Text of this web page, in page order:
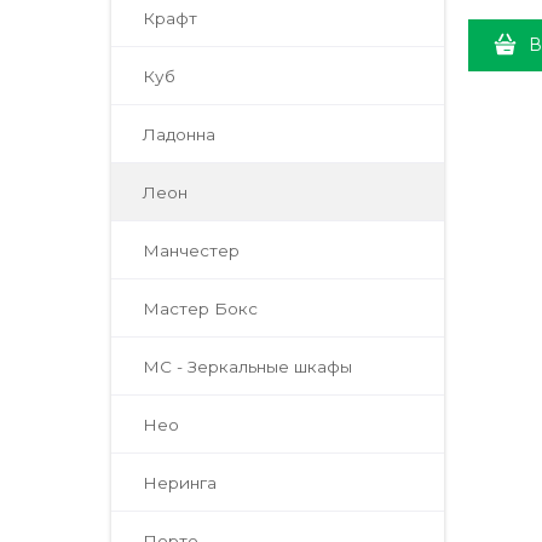
Крафт
Куб
Ладонна
Леон
Манчестер
Мастер Бокс
МС - Зеркальные шкафы
Нео
Неринга